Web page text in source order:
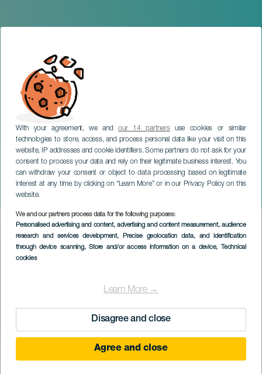
With your agreement, we andour 14 partnersuse cookies or similar
technologies to store, access, and process personal data like your visit on this
website, IP addresses and cookie identifiers. Some partners do not ask for your
consent to process your data and rely on their legitimate business interest. You
can withdraw your consent or object to data processing based on legitimate
interest at any time by clicking on “Learn More” or in our Privacy Policy on this
website.
We and our partners process data for the following purposes:
Personalised advertising and content, advertising and content measurement, audience
research and services development, Precise geolocation data, and identification
through device scanning, Store and/or access information on a device, Technical
cookies
Learn More →
Disagree and close
Agree and close
Rutas Cruzadas
TENERIFE
Imagen
Listado